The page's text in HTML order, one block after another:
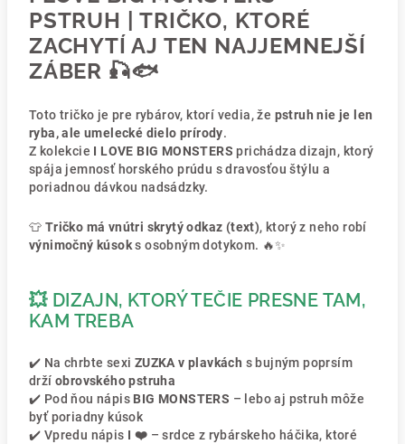
PSTRUH | TRIČKO, KTORÉ
ZACHYTÍ AJ TEN NAJJEMNEJŠÍ
ZÁBER 🎣🐟
Toto tričko je pre rybárov, ktorí vedia, že pstruh nie je len
ryba, ale umelecké dielo prírody.
Z kolekcie I LOVE BIG MONSTERS prichádza dizajn, ktorý
spája jemnosť horského prúdu s dravosťou štýlu a
poriadnou dávkou nadsádzky.
👕 Tričko má vnútri skrytý odkaz (text), ktorý z neho robí
výnimočný kúsoks osobným dotykom. 🔥✨
💥 DIZAJN, KTORÝ TEČIE PRESNE TAM,
KAM TREBA
✔️ Na chrbte sexi ZUZKA v plavkách s bujným poprsím
drží obrovského pstruha
✔️ Pod ňou nápis BIG MONSTERS – lebo aj pstruh môže
byť poriadny kúsok
✔️ Vpredu nápis I ❤️ – srdce z rybárskeho háčika, ktoré